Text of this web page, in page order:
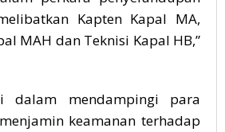
Kapten Kapal MA,
MAH dan Teknisi Kapal HB,”
dalam mendampingi para
keamanan terhadap